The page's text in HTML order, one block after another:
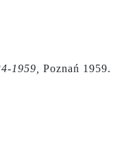
1959, Poznań 1959.